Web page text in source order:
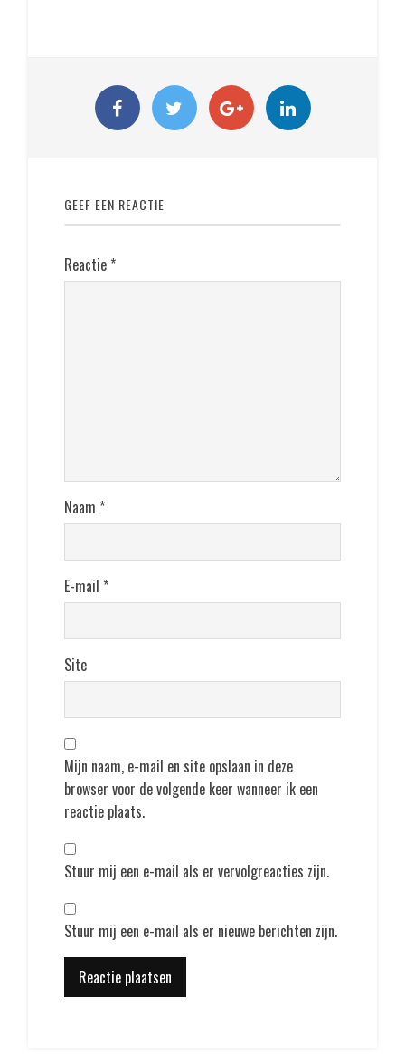
GEEF EEN REACTIE
Reactie *
Naam *
E-mail *
Site
Mijn naam, e-mail en site opslaan in deze
browser voor de volgende keer wanneer ik een
reactie plaats.
Stuur mij een e-mail als er vervolgreacties zijn.
Stuur mij een e-mail als er nieuwe berichten zijn.